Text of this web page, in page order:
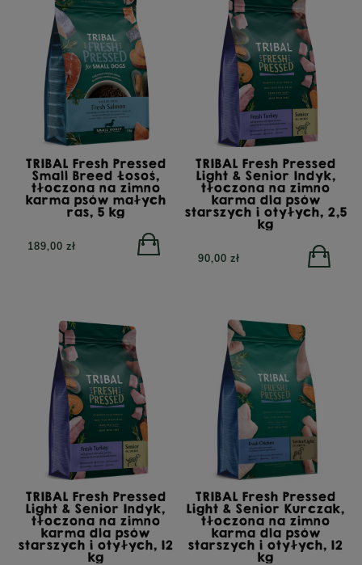
TRIBAL Fresh Pressed
Small Breed Łosoś,
tłoczona na zimno
karma psów małych
ras, 5 kg
189,00 zł
TRIBAL Fresh Pressed
Light & Senior Indyk,
tłoczona na zimno
karma dla psów
starszych i otyłych, 2,5
kg
90,00 zł
TRIBAL Fresh Pressed
Light & Senior Indyk,
tłoczona na zimno
karma dla psów
starszych i otyłych, 12
kg
TRIBAL Fresh Pressed
Light & Senior Kurczak,
tłoczona na zimno
karma dla psów
starszych i otyłych, 12
kg